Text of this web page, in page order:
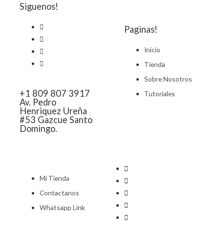
Siguenos!
+1 809 807 3917
Av. Pedro
Henriquez Ureña
#53 Gazcue Santo
Domingo.
Paginas!
Inicio
Tienda
Sobre Nosotros
Tutoriales
Mi Tienda
Contactanos
Whatsapp Link